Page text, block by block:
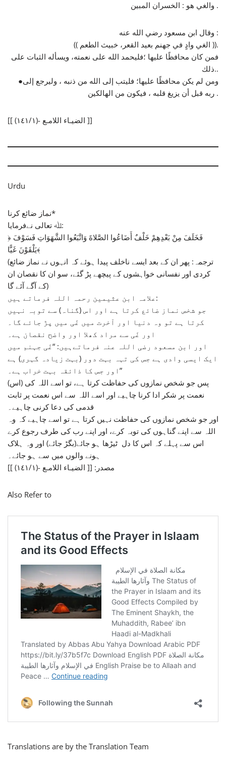
والغي هو : الخسران المبين .
وقال ابن مسعود رضي الله عنه :
(( الغي وادٍ في جهنم بعيد القعر، خبيث الطعم )).
فمن كان محافظًا عليها ؛فليحمد الله على نعمته، ويسأله الثبات على
ذلك..
●ومن لم يكن محافظًا عليها؛ فليتب إلى الله من ذنبه ، وليرجع إلى
ربه قبل أن يزيغ قلبه ، فيكون من الهالكين .
[[ الضيـاء اللامـع -(١٤١/١) ]]
Urdu
نماز ضائع کرنا*
ﷲ تعالى نےفرمایا:
﴿ فَخَلَفَ مِنْ بَعْدِهِمْ خَلْفٌ أَضَاعُوا الصَّلاةَ وَاتَّبَعُوا الشَّهَوَاتِ فَسَوْفَ
يَلْقَوْنَ غَيًّا﴾
(ترجمہ: پھر ان کے بعد ایسے ناخلف پیدا ہوئے کہ انہوں نے نماز ضائع
کردی اور نفسانی خواہشوں کے پیچھے پڑ گئے، سو ان کا نقصان ان
کے آگے آئے گا)
علامہ ابن عثیمین رحمہ اللہ فرماتے ہیں:
جو شخص نماز ضائع کرتا ہے اور اس (گناہ) سے توبہ نہیں
کرتا ہے تو وہ دنیا اور آخرت میں غَی میں پڑ جائے گا۔
اور غَی سے مراد کھلا اور واضح نقصان ہے۔
اور ابن مسعود رضی اللہ عنہ فرماتےہیں: “غَی جہنم میں
ایک ایسی وادی ہے جس کی تہہ بہت دور (بہت زیادہ گہری) ہے
اور جس کا ذائقہ بہت خراب ہے۔”
پس جو شخص نمازوں کی حفاظت کرتا ہے، تو اسے اللہ کی (اس)
نعمت پر شکر ادا کرنا چاہیے اور اسے اللہ سے اس نعمت پر ثابت
قدمی کی دعا کرنی چاہیے۔
اور جو شخص نمازوں کی حفاظت نہیں کرتا ہے تو اسے چاہیے کہ وہ
اللہ سے اپنے گناہوں کی توبہ کرے، اور اپنے رب کی طرف رجوع کرے
اس سے پہلے کہ اس کا دل ٹیڑھا ہو جائے(بگڑ جائے) اور وہ ہلاک
ہونے والوں میں سے ہو جائے۔
مصدر: [[ الضيـاء اللامـع -(١٤١/١) ]]
Also Refer to
Translations are by the Translation Team